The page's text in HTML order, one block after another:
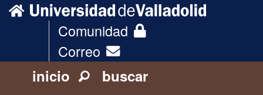
Comunidad
Correo
inicio
buscar